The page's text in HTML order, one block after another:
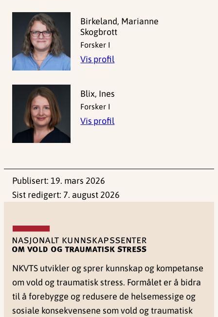
Birkeland, Marianne
Skogbrott
Forsker I
Vis profil
Blix, Ines
Forsker I
Vis profil
Publisert: 19. mars 2026
Sist redigert: 7. august 2026
NKVTS utvikler og sprer kunnskap og kompetanse
om vold og traumatisk stress. Formålet er å bidra
til å forebygge og redusere de helsemessige og
sosiale konsekvensene som vold og traumatisk